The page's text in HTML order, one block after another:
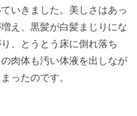
いきました。美しさはあっ
え、黒髪が白髪まじりにな
、とうとう床に倒れ落ち
肉体も汚い体液を出しなが
ったのです。